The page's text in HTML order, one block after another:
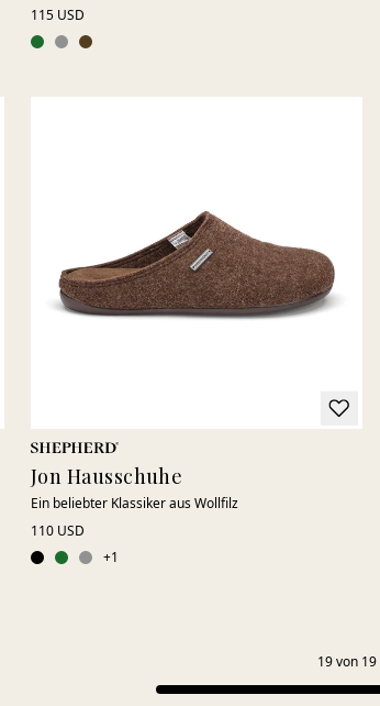
115 USD
Jon Hausschuhe
Ein beliebter Klassiker aus Wollfilz
110 USD
+1
19 von 19